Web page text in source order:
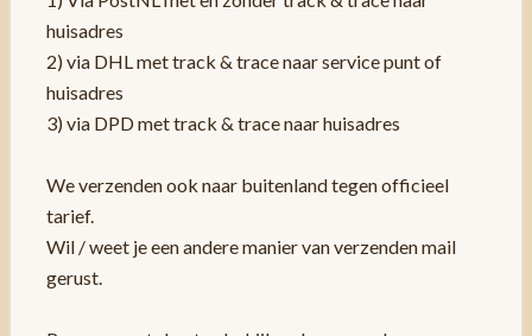
huisadres
2) via DHL met track & trace naar service punt of
huisadres
3) via DPD met track & trace naar huisadres
We verzenden ook naar buitenland tegen officieel
tarief.
Wil / weet je een andere manier van verzenden mail
gerust.